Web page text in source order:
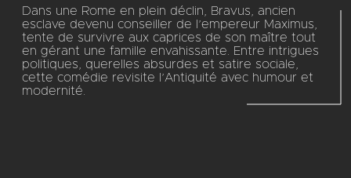
Dans une Rome en plein déclin, Bravus, ancien
esclave devenu conseiller de l’empereur Maximus,
tente de survivre aux caprices de son maître tout
en gérant une famille envahissante. Entre intrigues
politiques, querelles absurdes et satire sociale,
cette comédie revisite l’Antiquité avec humour et
modernité.